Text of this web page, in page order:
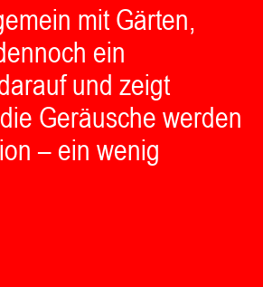
mit Gärten,
ein
und zeigt
Geräusche werden
– ein wenig